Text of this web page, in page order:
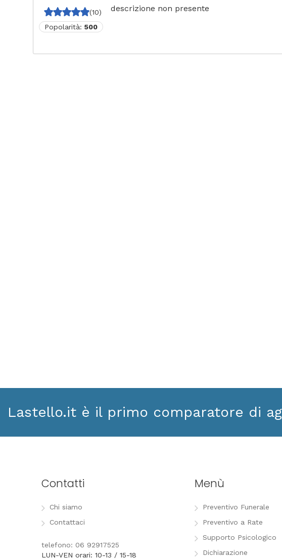
(10)
Popolarità: 500
descrizione non presente
Lastello.it è il primo comparatore di
Contatti
Chi siamo
Contattaci
telefono: 06 92917525
LUN-VEN orari: 10-13 / 15-18
Menù
Preventivo Funerale
Preventivo a Rate
Supporto Psicologico
Dichiarazione